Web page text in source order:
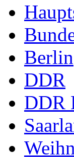
Berlin
DDR
DDR